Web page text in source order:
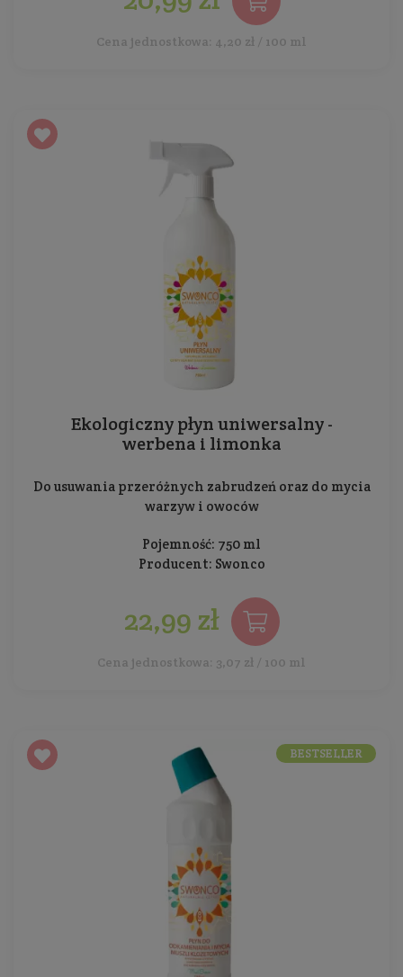
Cena jednostkowa: 4,20 zł / 100 ml
Ekologiczny płyn uniwersalny -
werbena i limonka
Do usuwania przeróżnych zabrudzeń oraz do mycia
warzyw i owoców
Pojemność: 750 ml
Producent: Swonco
22,99 zł
Cena jednostkowa: 3,07 zł / 100 ml
BESTSELLER